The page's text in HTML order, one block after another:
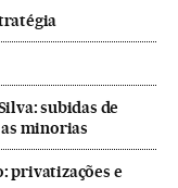
subidas de
minorias
privatizações e